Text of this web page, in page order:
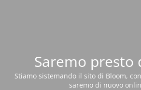
Saremo presto
Stiamo sistemando il sito di Bloom,
saremo di nuovo